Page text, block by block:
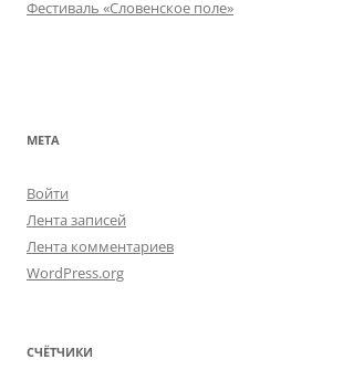
Фестиваль «Словенское поле»
МЕТА
Войти
Лента записей
Лента комментариев
WordPress.org
СЧЁТЧИКИ